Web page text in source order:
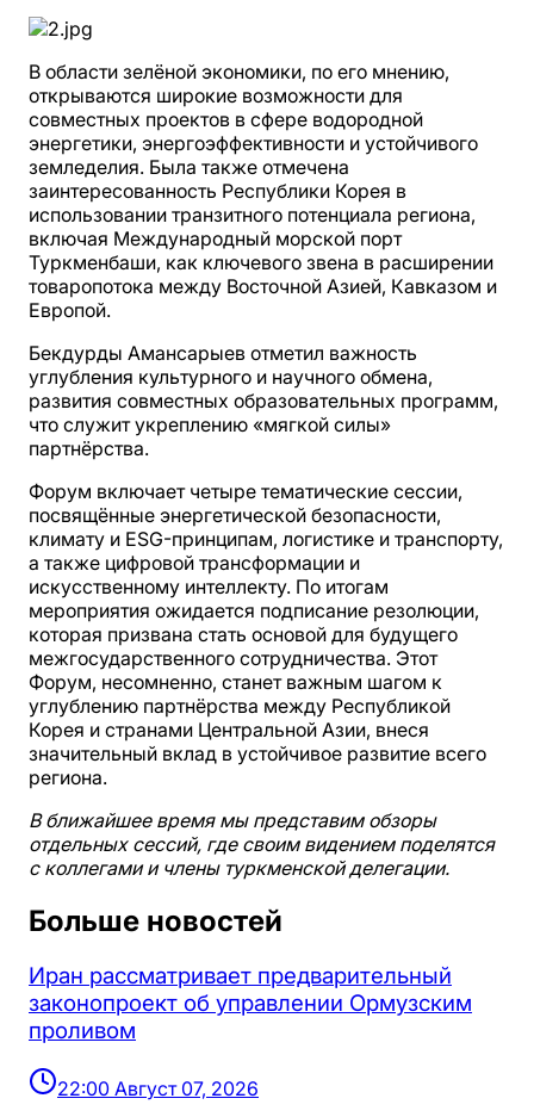
В области зелёной экономики, по его мнению,
открываются широкие возможности для
совместных проектов в сфере водородной
энергетики, энергоэффективности и устойчивого
земледелия. Была также отмечена
заинтересованность Республики Корея в
использовании транзитного потенциала региона,
включая Международный морской порт
Туркменбаши, как ключевого звена в расширении
товаропотока между Восточной Азией, Кавказом и
Европой.
Бекдурды Амансарыев отметил важность
углубления культурного и научного обмена,
развития совместных образовательных программ,
что служит укреплению «мягкой силы»
партнёрства.
Форум включает четыре тематические сессии,
посвящённые энергетической безопасности,
климату и ESG-принципам, логистике и транспорту,
а также цифровой трансформации и
искусственному интеллекту. По итогам
мероприятия ожидается подписание резолюции,
которая призвана стать основой для будущего
межгосударственного сотрудничества. Этот
Форум, несомненно, станет важным шагом к
углублению партнёрства между Республикой
Корея и странами Центральной Азии, внеся
значительный вклад в устойчивое развитие всего
региона.
В ближайшее время мы представим обзоры
отдельных сессий, где своим видением поделятся
с коллегами и члены туркменской делегации.
Больше новостей
Иран рассматривает предварительный
законопроект об управлении Ормузским
проливом
22:00 Август 07, 2026